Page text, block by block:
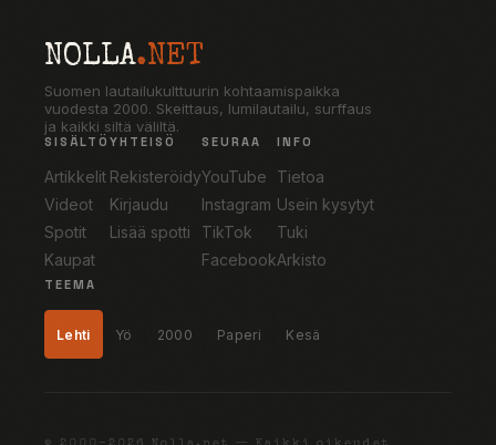
NOLLA.NET
Suomen lautailukulttuurin kohtaamispaikka
vuodesta 2000. Skeittaus, lumilautailu, surffaus
ja kaikki siltä väliltä.
SISÄLTÖ
Artikkelit
Videot
Spotit
Kaupat
YHTEISÖ
Rekisteröidy
Kirjaudu
Lisää spotti
SEURAA
YouTube
Instagram
TikTok
Facebook
INFO
Tietoa
Usein kysytyt
Tuki
Arkisto
TEEMA
Lehti Yö 2000 Paperi Kesä